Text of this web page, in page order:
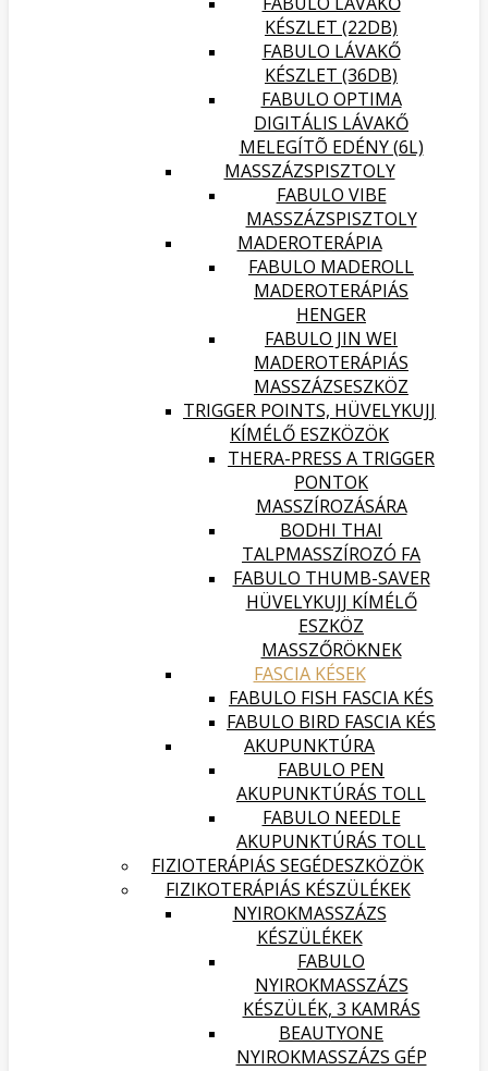
KÉSZLET (22DB)
FABULO LÁVAKŐ
KÉSZLET (36DB)
FABULO OPTIMA
DIGITÁLIS LÁVAKŐ
MELEGÍTÕ EDÉNY (6L)
MASSZÁZSPISZTOLY
FABULO VIBE
MASSZÁZSPISZTOLY
MADEROTERÁPIA
FABULO MADEROLL
MADEROTERÁPIÁS
HENGER
FABULO JIN WEI
MADEROTERÁPIÁS
MASSZÁZSESZKÖZ
TRIGGER POINTS, HÜVELYKUJJ
KÍMÉLŐ ESZKÖZÖK
THERA-PRESS A TRIGGER
PONTOK
MASSZÍROZÁSÁRA
BODHI THAI
TALPMASSZÍROZÓ FA
FABULO THUMB-SAVER
HÜVELYKUJJ KÍMÉLŐ
ESZKÖZ
MASSZŐRÖKNEK
FASCIA KÉSEK
FABULO FISH FASCIA KÉS
FABULO BIRD FASCIA KÉS
AKUPUNKTÚRA
FABULO PEN
AKUPUNKTÚRÁS TOLL
FABULO NEEDLE
AKUPUNKTÚRÁS TOLL
FIZIOTERÁPIÁS SEGÉDESZKÖZÖK
FIZIKOTERÁPIÁS KÉSZÜLÉKEK
NYIROKMASSZÁZS
KÉSZÜLÉKEK
FABULO
NYIROKMASSZÁZS
KÉSZÜLÉK, 3 KAMRÁS
BEAUTYONE
NYIROKMASSZÁZS GÉP